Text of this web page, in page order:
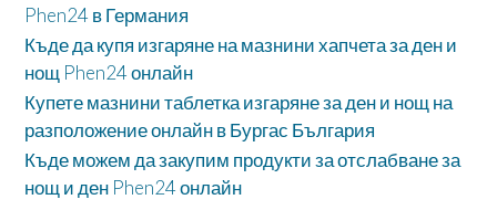
Phen24 в Германия
Къде да купя изгаряне на мазнини хапчета за ден и
нощ Phen24 онлайн
Купете мазнини таблетка изгаряне за ден и нощ на
разположение онлайн в Бургас България
Къде можем да закупим продукти за отслабване за
нощ и ден Phen24 онлайн